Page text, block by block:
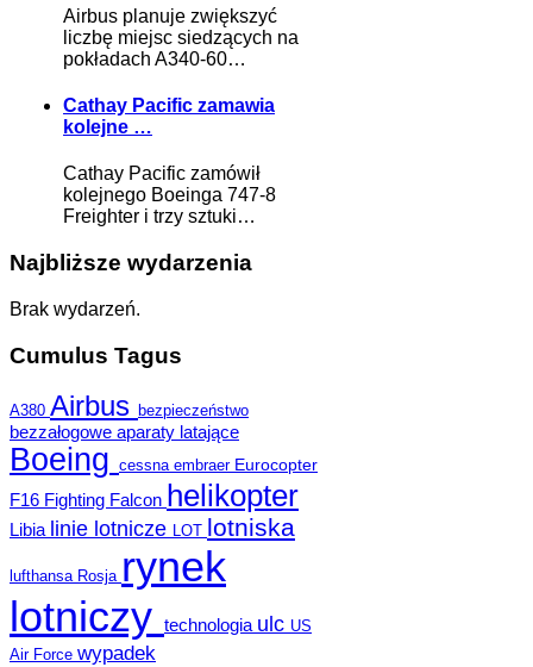
Airbus planuje zwiększyć
liczbę miejsc siedzących na
pokładach A340-60…
Cathay Pacific zamawia
kolejne …
Cathay Pacific zamówił
kolejnego Boeinga 747-8
Freighter i trzy sztuki…
Najbliższe wydarzenia
Brak wydarzeń.
Cumulus Tagus
A380 Airbus bezpieczeństwo
bezzałogowe aparaty latające
Boeing cessna embraer Eurocopter
F16 Fighting Falcon helikopter
Libia linie lotnicze LOT lotniska
lufthansa Rosja rynek
lotniczy technologia ulc US
Air Force wypadek